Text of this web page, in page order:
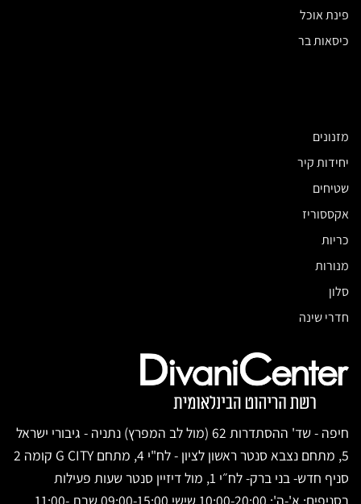
פינת אוכל
כיסאות בר
מזנונים
יחידות קיר
שטיחים
אקססוריז
כריות
מנורות
סלון
חדרי שינה
חיפה - שד' ההסתדרות 62 (מול לב המפרץ) נתניה - גיבורי ישראל
5, מתחם נצבא סנטר ראשון לציון - לח"י 4, מתחם G CITY קומה 2
סניף חדש- בני ברק- לח״י 1, מול דיזיין סנטר שעות פעילות